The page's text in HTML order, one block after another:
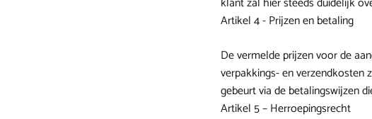
Artikel 4 - Prijzen en betaling
De vermelde prijzen voor de
verpakkings- en verzendkosten
gebeurt via de betalingswijzen
Artikel 5 – Herroepingsrecht